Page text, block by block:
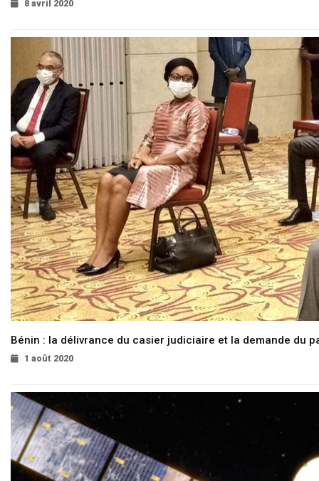
8 avril 2020
Bénin : la délivrance du casier judiciaire et la demande du
1 août 2020